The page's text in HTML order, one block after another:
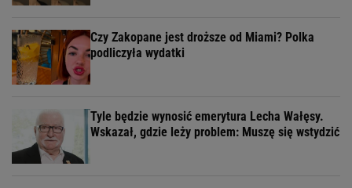
Czy Zakopane jest droższe od Miami? Polka
podliczyła wydatki
Tyle będzie wynosić emerytura Lecha Wałęsy.
Wskazał, gdzie leży problem: Muszę się wstydzić